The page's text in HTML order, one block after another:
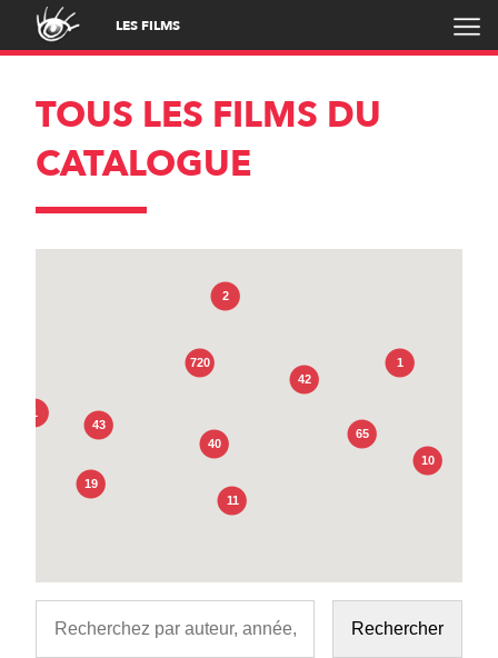
LES FILMS
TOUS LES FILMS DU
CATALOGUE
720
42
40
65
43
11
10
19
1
2
1